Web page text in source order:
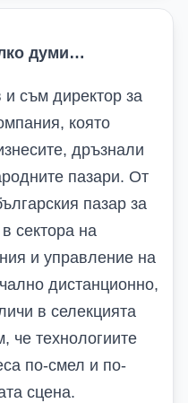
думи…
съм директор за
която
дръзнали
пазари. От
пазар за
сектора на
и управление на
дистанционно,
в селекцията
че технологиите
по-смел и по-
сцена.